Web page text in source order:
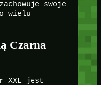
swoje
wielu
Czarna
r XXL jest